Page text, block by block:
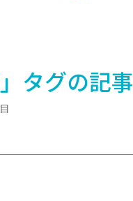
」タグの記事